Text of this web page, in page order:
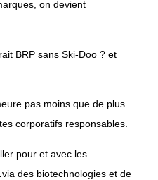
on devient
BRP sans Ski-Doo ? et
pas moins que de plus
corporatifs responsables.
pour et avec les
des biotechnologies et de